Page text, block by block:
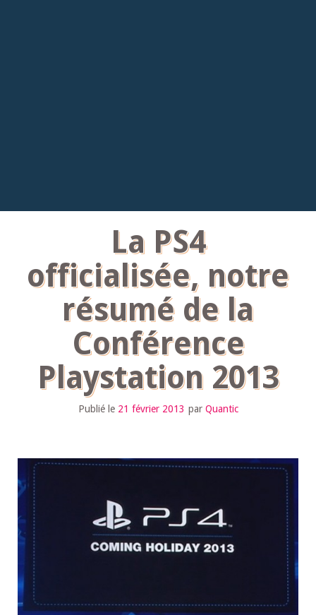
La PS4
officialisée, notre
résumé de la
Conférence
Playstation 2013
Publié le 21 février 2013 par Quantic